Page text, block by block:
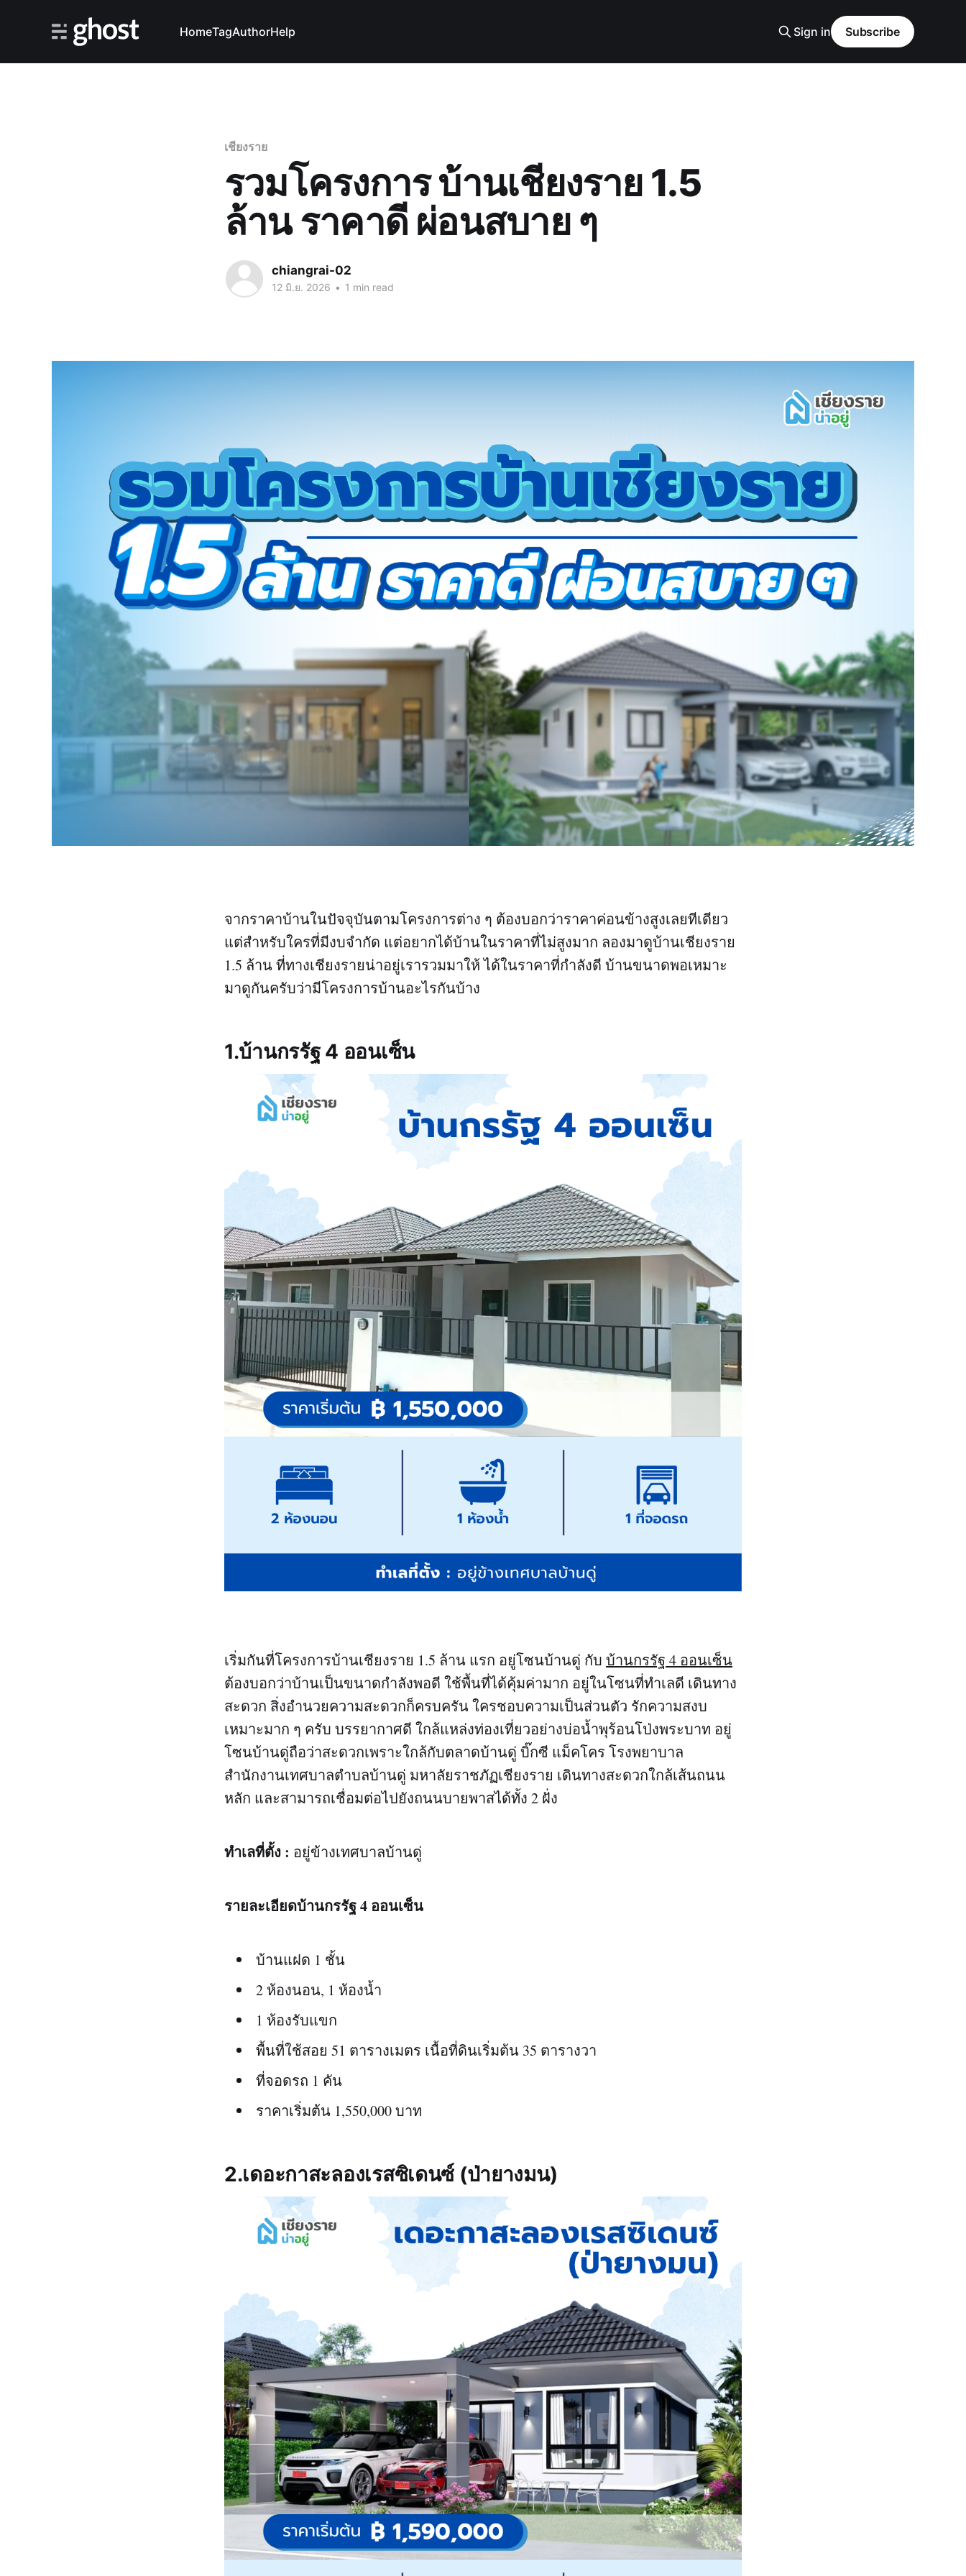
HomeTagAuthorHelp Sign in Subscribe
เชียงราย
รวมโครงการ บ้านเชียงราย 1.5
ล้าน ราคาดี ผ่อนสบาย ๆ
chiangrai-02
12 มิ.ย. 2026 • 1 min read
จากราคาบ้านในปัจจุบันตามโครงการต่าง ๆ ต้องบอกว่าราคาค่อนข้างสูงเลยทีเดียว
แต่สำหรับใครที่มีงบจำกัด แต่อยากได้บ้านในราคาที่ไม่สูงมาก ลองมาดูบ้านเชียงราย
1.5 ล้าน ที่ทางเชียงรายน่าอยู่เรารวมมาให้ ได้ในราคาที่กำลังดี บ้านขนาดพอเหมาะ
มาดูกันครับว่ามีโครงการบ้านอะไรกันบ้าง
1.บ้านกรรัฐ 4 ออนเซ็น
เริ่มกันที่โครงการบ้านเชียงราย 1.5 ล้าน แรก อยู่โซนบ้านดู่ กับ บ้านกรรัฐ 4 ออนเซ็น
ต้องบอกว่าบ้านเป็นขนาดกำลังพอดี ใช้พื้นที่ได้คุ้มค่ามาก อยู่ในโซนที่ทำเลดี เดินทาง
สะดวก สิ่งอำนวยความสะดวกก็ครบครัน ใครชอบความเป็นส่วนตัว รักความสงบ
เหมาะมาก ๆ ครับ บรรยากาศดี ใกล้แหล่งท่องเที่ยวอย่างบ่อน้ำพุร้อนโป่งพระบาท อยู่
โซนบ้านดู่ถือว่าสะดวกเพราะใกล้กับตลาดบ้านดู่ บิ๊กซี แม็คโคร โรงพยาบาล
สำนักงานเทศบาลตำบลบ้านดู่ มหาลัยราชภัฏเชียงราย เดินทางสะดวกใกล้เส้นถนน
หลัก และสามารถเชื่อมต่อไปยังถนนบายพาสได้ทั้ง 2 ฝั่ง
ทำเลที่ตั้ง : อยู่ข้างเทศบาลบ้านดู่
รายละเอียดบ้านกรรัฐ 4 ออนเซ็น
บ้านแฝด 1 ชั้น
2 ห้องนอน, 1 ห้องน้ำ
1 ห้องรับแขก
พื้นที่ใช้สอย 51 ตารางเมตร เนื้อที่ดินเริ่มต้น 35 ตารางวา
ที่จอดรถ 1 คัน
ราคาเริ่มต้น 1,550,000 บาท
2.เดอะกาสะลองเรสซิเดนซ์ (ป่ายางมน)